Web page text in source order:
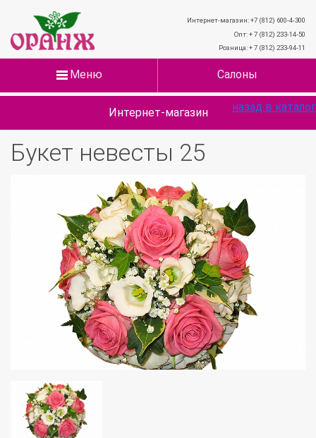
Интернет-магазин: +7 (812) 600-4-300
Опт: + 7 (812) 233-14-50
Розница: + 7 (812) 233-94-11
Меню Салоны
Интернет-магазин
Букет невесты 25
назад в каталог